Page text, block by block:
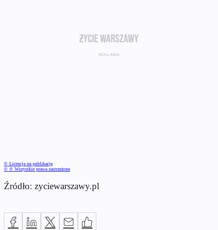
© Licencja na publikację
© ℗ Wszystkie prawa zastrzeżone
Źródło: zyciewarszawy.pl